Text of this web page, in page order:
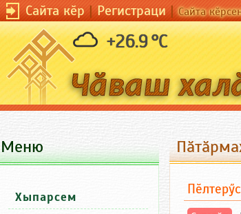
Сайта кӗр|Регистраци|Сайта
+26.9 °C
Меню
Хыпарсем